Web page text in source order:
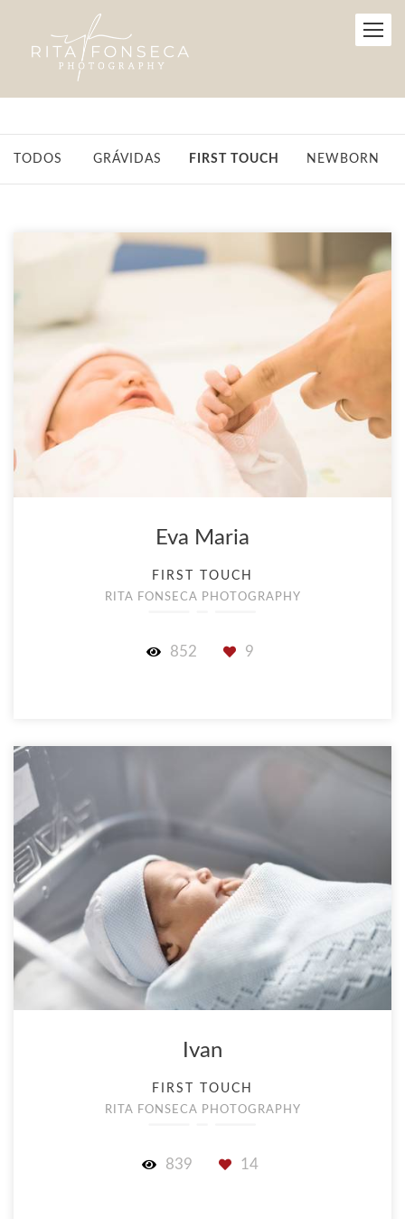
TODOS GRÁVIDAS FIRST TOUCH NEWBORN
Eva Maria
FIRST TOUCH
RITA FONSECA PHOTOGRAPHY
852 9
Ivan
FIRST TOUCH
RITA FONSECA PHOTOGRAPHY
839 14